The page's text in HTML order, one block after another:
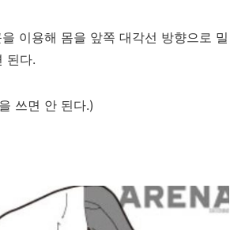
이용해 몸을 앞쪽 대각선 방향으로 밀
된다.
쓰면 안 된다.)